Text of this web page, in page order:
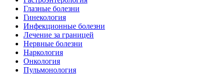
Глазные болезни
Гинекология
Инфекционные болезни
Лечение за границей
Нервные болезни
Наркология
Онкология
Пульмонология